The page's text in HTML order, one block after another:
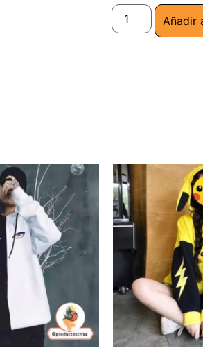
Añadir